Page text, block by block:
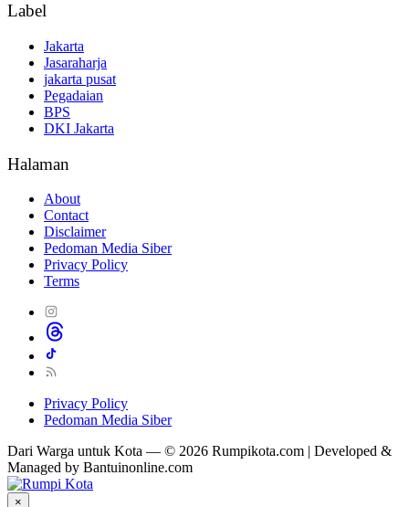
Label
Jakarta
Jasaraharja
jakarta pusat
Pegadaian
BPS
DKI Jakarta
Halaman
About
Contact
Disclaimer
Pedoman Media Siber
Privacy Policy
Terms
Privacy Policy
Pedoman Media Siber
Dari Warga untuk Kota — © 2026 Rumpikota.com | Developed &
Managed by Bantuinonline.com
×